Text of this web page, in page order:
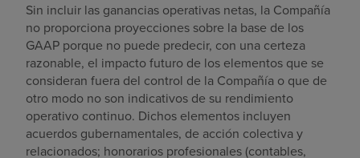
Sin incluir las ganancias operativas netas, la Compañía
no proporciona proyecciones sobre la base de los
GAAP porque no puede predecir, con una certeza
razonable, el impacto futuro de los elementos que se
consideran fuera del control de la Compañía o que de
otro modo no son indicativos de su rendimiento
operativo continuo. Dichos elementos incluyen
acuerdos gubernamentales, de acción colectiva y
relacionados; honorarios profesionales (contables,